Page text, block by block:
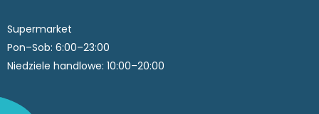
Supermarket
Pon–Sob: 6:00–23:00
Niedziele handlowe: 10:00–20:00